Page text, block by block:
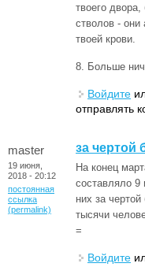
твоего двора,
стволов - они
твоей крови.
8. Больше
Войдите
отправлять
master
19 июня,
2018 - 20:12
постоянная
ссылка
(permalink)
за чертой
На конец
составляло 9
них за
тысячи
=
Войдите